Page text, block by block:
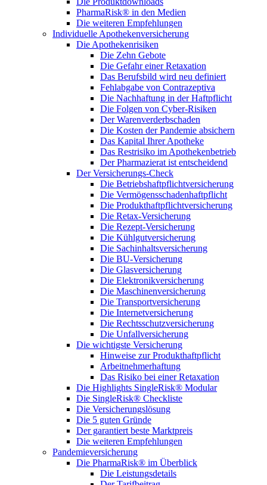
PharmaRisk® in den Medien
Die weiteren Empfehlungen
Individuelle Apothekenversicherung
Die Apothekenrisiken
Die Zehn Gebote
Die Gefahr einer Retaxation
Das Berufsbild wird neu definiert
Fehlabgabe von Contrazeptiva
Die Nachhaftung in der Haftpflicht
Die Folgen von Cyber-Risiken
Der Warenverderbschaden
Die Kosten der Pandemie absichern
Das Kapital Ihrer Apotheke
Das Restrisiko im Apothekenbetrieb
Der Pharmazierat ist entscheidend
Der Versicherungs-Check
Die Betriebshaftpflichtversicherung
Die Vermögensschadenhaftpflicht
Die Produkthaftpflichtversicherung
Die Retax-Versicherung
Die Rezept-Versicherung
Die Kühlgutversicherung
Die Sachinhaltsversicherung
Die BU-Versicherung
Die Glasversicherung
Die Elektronikversicherung
Die Maschinenversicherung
Die Transportversicherung
Die Internetversicherung
Die Rechtsschutzversicherung
Die Unfallversicherung
Die wichtigste Versicherung
Hinweise zur Produkthaftpflicht
Arbeitnehmerhaftung
Das Risiko bei einer Retaxation
Die Highlights SingleRisk® Modular
Die SingleRisk® Checkliste
Die Versicherungslösung
Die 5 guten Gründe
Der garantiert beste Marktpreis
Die weiteren Empfehlungen
Pandemieversicherung
Die PharmaRisk® im Überblick
Die Leistungsdetails